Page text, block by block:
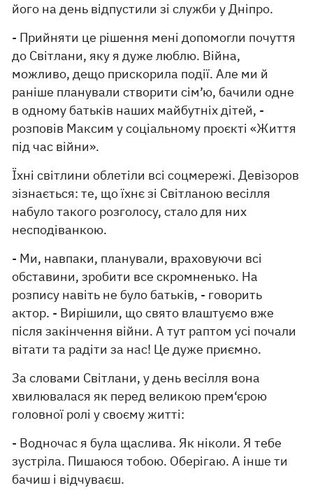
його на день відпустили зі служби у Дніпро.
- Прийняти це рішення мені допомогли почуття
до Світлани, яку я дуже люблю. Війна,
можливо, дещо прискорила події. Але ми й
раніше планували створити сім’ю, бачили одне
в одному батьків наших майбутніх дітей, -
розповів Максим у соціальному проєкті «Життя
під час війни».
Їхні світлини облетіли всі соцмережі. Девізоров
зізнається: те, що їхнє зі Світланою весілля
набуло такого розголосу, стало для них
несподіванкою.
- Ми, навпаки, планували, враховуючи всі
обставини, зробити все скромненько. На
розпису навіть не було батьків, - говорить
актор. - Вирішили, що свято влаштуємо вже
після закінчення війни. А тут раптом усі почали
вітати та радіти за нас! Це дуже приємно.
За словами Світлани, у день весілля вона
хвилювалася як перед великою прем‘єрою
головної ролі у своєму житті:
- Водночас я була щаслива. Як ніколи. Я тебе
зустріла. Пишаюся тобою. Оберігаю. А інше ти
бачиш і відчуваєш.